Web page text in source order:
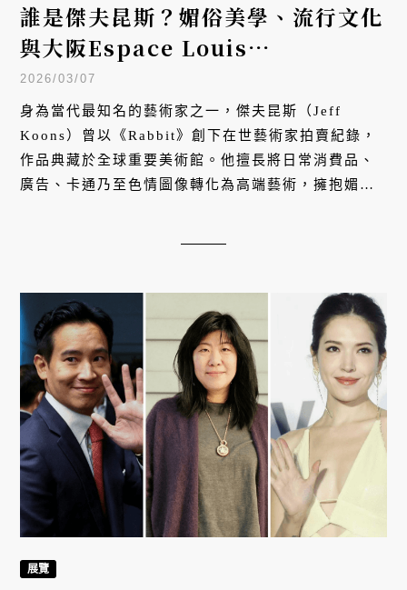
誰是傑夫昆斯？媚俗美學、流行文化
與大阪Espace Louis
Vuitton「繪畫與媚俗」展
2026/03/07
身為當代最知名的藝術家之一，傑夫昆斯（Jeff
Koons）曾以《Rabbit》創下在世藝術家拍賣紀錄，
作品典藏於全球重要美術館。他擅長將日常消費品、
廣告、卡通乃至色情圖像轉化為高端藝術，擁抱媚俗
展示藝術、商品與大眾文化之間的互動與交織。
展覽